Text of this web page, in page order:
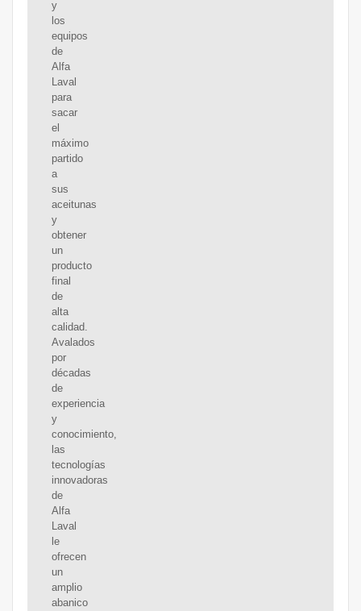
y
los
equipos
de
Alfa
Laval
para
sacar
el
máximo
partido
a
sus
aceitunas
y
obtener
un
producto
final
de
alta
calidad.
Avalados
por
décadas
de
experiencia
y
conocimiento,
las
tecnologías
innovadoras
de
Alfa
Laval
le
ofrecen
un
amplio
abanico